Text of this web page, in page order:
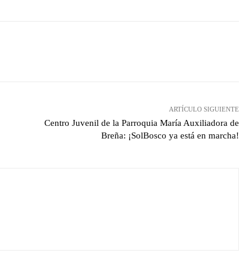
ARTÍCULO SIGUIENTE
Centro Juvenil de la Parroquia María Auxiliadora de
Breña: ¡SolBosco ya está en marcha!